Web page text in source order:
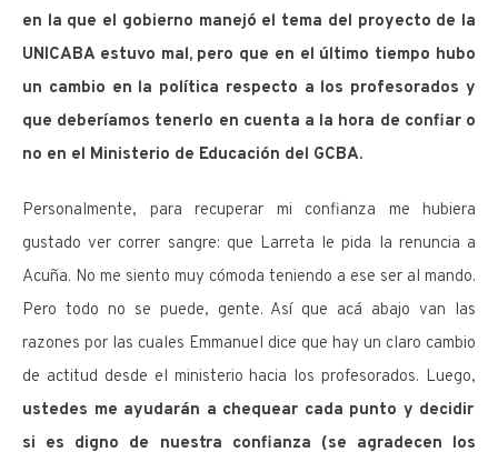
en la que el gobierno manejó el tema del proyecto de la
UNICABA estuvo mal, pero que en el último tiempo hubo
un cambio en la política respecto a los profesorados y
que deberíamos tenerlo en cuenta a la hora de confiar o
no en el Ministerio de Educación del GCBA.
Personalmente, para recuperar mi confianza me hubiera
gustado ver correr sangre: que Larreta le pida la renuncia a
Acuña. No me siento muy cómoda teniendo a ese ser al mando.
Pero todo no se puede, gente. Así que acá abajo van las
razones por las cuales Emmanuel dice que hay un claro cambio
de actitud desde el ministerio hacia los profesorados. Luego,
ustedes me ayudarán a chequear cada punto y decidir
si es digno de nuestra confianza (se agradecen los